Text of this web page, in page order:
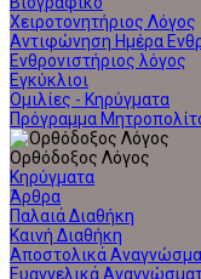
Χειροτονητήριος Λόγος
Αντιφώνηση Ημέρα
Ενθρονιστήριος λόγος
Εγκύκλιοι
Ομιλίες - Κηρύγματα
Πρόγραμμα
Ορθόδοξος Λόγος
Κηρύγματα
Άρθρα
Παλαιά Διαθήκη
Καινή Διαθήκη
Αποστολικά
Ευαγγελικά